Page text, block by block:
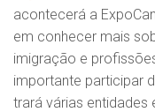
acontecerá a
em conhecer mais
imigração e
importante participar
trará várias entidades